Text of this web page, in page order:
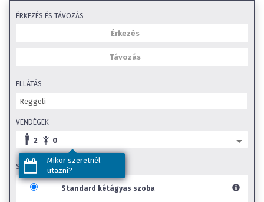
ÉRKEZÉS ÉS TÁVOZÁS
Mikor szeretnél
utazni?
ELLÁTÁS
VENDÉGEK
2 0
SZOBA TÍPUS
Standard kétágyas szoba